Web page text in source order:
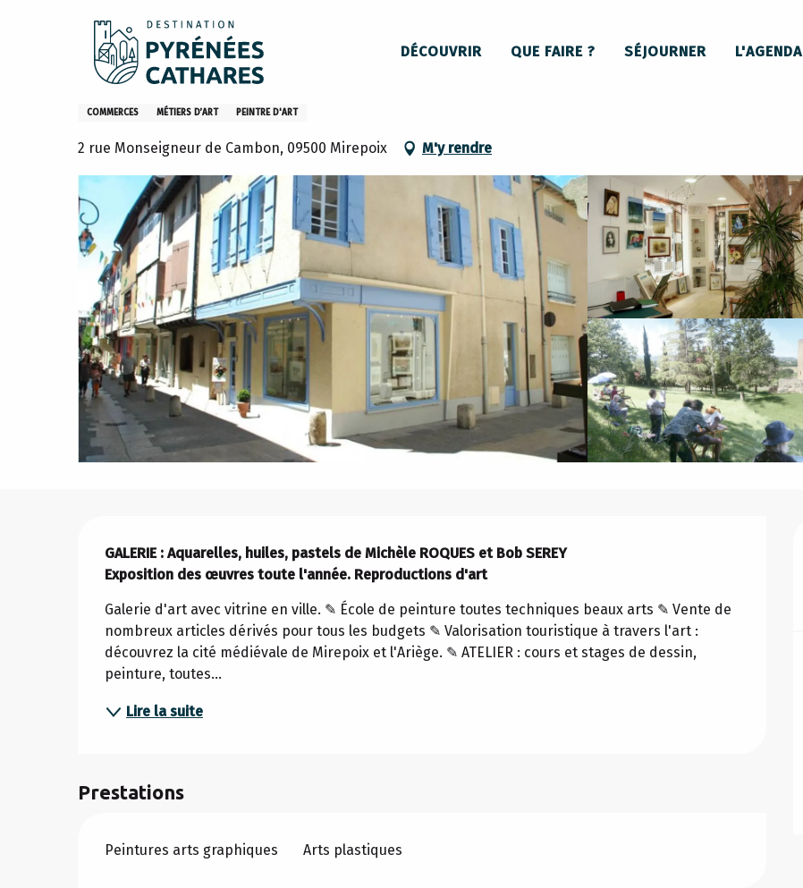
DÉCOUVRIR QUE FAIRE ? SÉJOURNER L'AGENDA
Accueil Atelier Galerie Art'Mania
Atelier Galerie Art'Mania
COMMERCES MÉTIERS D’ART PEINTRE D'ART
2 rue Monseigneur de Cambon, 09500 Mirepoix M'y rendre
GALERIE : Aquarelles, huiles, pastels de Michèle ROQUES et Bob SEREY
Exposition des œuvres toute l'année. Reproductions d'art
Galerie d'art avec vitrine en ville. ✎ École de peinture toutes techniques beaux arts ✎ Vente de
nombreux articles dérivés pour tous les budgets ✎ Valorisation touristique à travers l'art :
découvrez la cité médiévale de Mirepoix et l'Ariège. ✎ ATELIER : cours et stages de dessin,
peinture, toutes...
Lire la suite
Prestations
Peintures arts graphiques Arts plastiques